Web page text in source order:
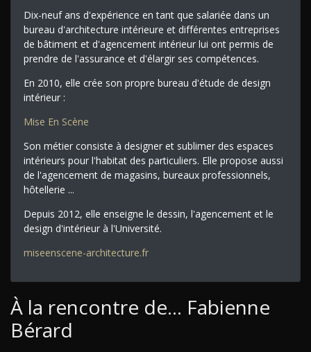
Dix-neuf ans d'expérience en tant que salariée dans un
bureau d'architecture intérieure et différentes entreprises
de bâtiment et d'agencement intérieur lui ont permis de
prendre de l'assurance et d'élargir ses compétences.
En 2010, elle crée son propre bureau d'étude de design
intérieur :
Mise En Scène
Son métier consiste à designer et sublimer des espaces
intérieurs pour l'habitat des particuliers. Elle propose aussi
de l'agencement de magasins, bureaux professionnels,
hôtellerie ...
Depuis 2012, elle enseigne le dessin, l'agencement et le
design d'intérieur à l'Université.
miseenscene-architecture.fr
À la rencontre de... Fabienne
Bérard